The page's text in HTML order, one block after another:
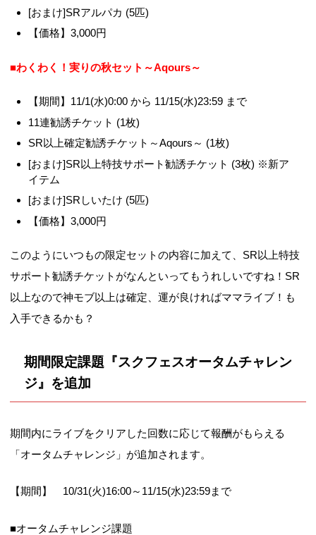
[おまけ]SRアルパカ (5匹)
【価格】3,000円
■わくわく！実りの秋セット～Aqours～
【期間】11/1(水)0:00 から 11/15(水)23:59 まで
11連勧誘チケット (1枚)
SR以上確定勧誘チケット～Aqours～ (1枚)
[おまけ]SR以上特技サポート勧誘チケット (3枚) ※新ア
イテム
[おまけ]SRしいたけ (5匹)
【価格】3,000円
このようにいつもの限定セットの内容に加えて、SR以上特技
サポート勧誘チケットがなんといってもうれしいですね！SR
以上なので神モブ以上は確定、運が良ければママライブ！も
入手できるかも？
期間限定課題『スクフェスオータムチャレン
ジ』を追加
期間内にライブをクリアした回数に応じて報酬がもらえる
「オータムチャレンジ」が追加されます。
【期間】 10/31(火)16:00～11/15(水)23:59まで
■オータムチャレンジ課題